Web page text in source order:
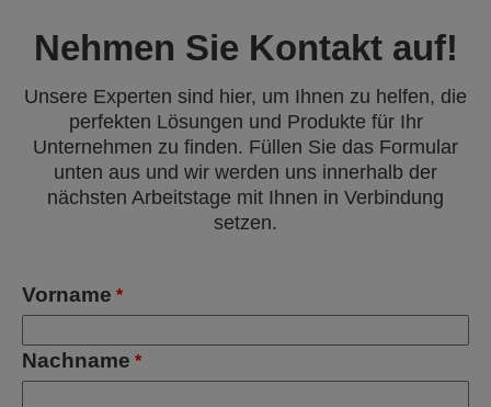
Nehmen Sie Kontakt auf!
Unsere Experten sind hier, um Ihnen zu helfen, die
perfekten Lösungen und Produkte für Ihr
Unternehmen zu finden. Füllen Sie das Formular
unten aus und wir werden uns innerhalb der
nächsten Arbeitstage mit Ihnen in Verbindung
setzen.
Vorname *
Nachname *